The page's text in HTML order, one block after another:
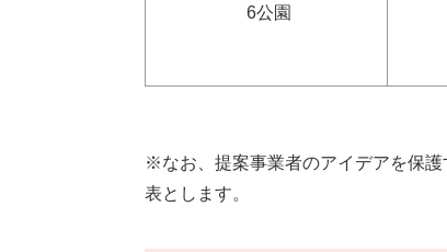
6公園
※なお、提案事業者のアイデアを保
表とします。